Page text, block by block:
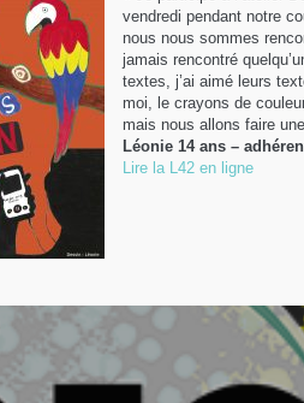
vendredi pendant notre
nous nous sommes
jamais rencontré
textes, j’ai aimé leurs
moi, le crayons de
mais nous allons faire
Léonie 14 ans –
Lire la L42 en ligne